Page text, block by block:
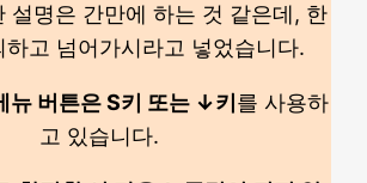
설명은 간만에 하는 것 같은데, 한
하고 넘어가시라고 넣었습니다.
뉴 버튼은 S키 또는 ↓키 를 사용하
고 있습니다.